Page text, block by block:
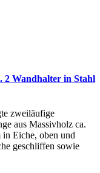
2 Wandhalter in Stahl
zweiläufige
aus Massivholz ca.
in Eiche, oben und
geschliffen sowie